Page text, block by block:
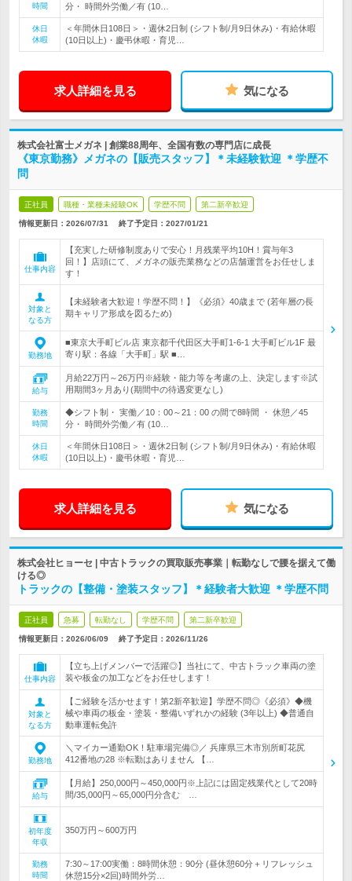
時間
分・ 時間外労働／有 (10…
休日
休暇
＜年間休日108日＞・週休2日制 (シフト制/月9日休み)・有給休暇
(10日以上)・慶弔休暇・育児…
求人詳細を見る 気になる
株式会社富士メガネ | 創業88周年、全国有数の専門店に成長
《東京勤務》メガネの【販売スタッフ】＊未経験歓迎 ＊学歴不
問
正社員 職種・業種未経験OK 学歴不問 第二新卒歓迎
情報更新日：2026/07/31 終了予定日： 2027/01/21
仕事内容
【充実した研修制度ありで安心！月残業平均10H！賞与年3
回！】店頭にて、メガネの販売業務などの店舗運営をお任せしま
す！
対象と
なる方
【未経験者大歓迎！学歴不問！】《必須》40歳まで (若年層の長
期キャリア形成を図るため)
勤務地
■東京大手町ビル店 東京都千代田区大手町1-6-1 大手町ビル1F 最
寄り駅：各線「大手町」駅 ■…
給与
月給22万円～26万円※経験・能力等を考慮の上、決定します※試
用期間3ヶ月あり(期間中の待遇変更なし)
勤務
時間
◆シフト制・ 実働／10：00～21：00 の間で8時間 ・ 休憩／45
分・ 時間外労働／有 (10…
休日
休暇
＜年間休日108日＞・週休2日制 (シフト制/月9日休み)・有給休暇
(10日以上)・慶弔休暇・育児…
求人詳細を見る 気になる
株式会社ヒョーセ | 中古トラックの買取販売事業｜転勤なしで腰を据えて働
ける◎
トラックの【整備・塗装スタッフ】＊経験者大歓迎 ＊学歴不問
正社員 急募 転勤なし 学歴不問 第二新卒歓迎
情報更新日：2026/06/09 終了予定日： 2026/11/26
仕事内容
【立ち上げメンバーで活躍◎】当社にて、中古トラック車両の塗
装や板金の加工などをお任せします！
対象と
なる方
【ご経験を活かせます！第2新卒歓迎】学歴不問◎《必須》◆機
械や車両の板金・塗装・整備いずれかの経験 (3年以上) ◆普通自
動車運転免許
勤務地
＼マイカー通勤OK！駐車場完備◎／ 兵庫県三木市別所町花尻
412番地の28 ※転勤はありません 【…
給与
【月給】250,000円～450,000円※上記には固定残業代として20時
間/35,000円～65,000円分含む …
初年度
年収
350万円～600万円
勤務
時間
7:30～17:00実働：8時間休憩：90分 (昼休憩60分＋リフレッシュ
休憩15分×2回)時間外労…